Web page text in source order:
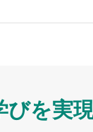
びを実